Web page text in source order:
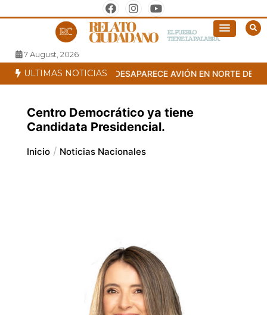
al
Relato Ciudadano
El pueblo tiene la palabra
7 August, 2026
ULTIMAS NOTICIAS
DE LA REPÚBLICA 2026 DESAPARECE AVIÓN EN NORTE DE
Centro Democrático ya tiene
Candidata Presidencial.
Inicio Noticias Nacionales